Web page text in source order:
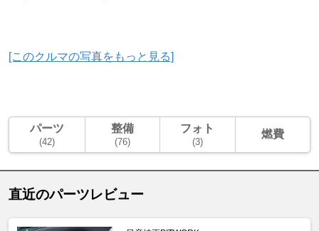
[このクルマの写真をもっと見る]
パーツ
(42)
整備
(76)
フォト
(3)
燃費
直近のパーツレビュー